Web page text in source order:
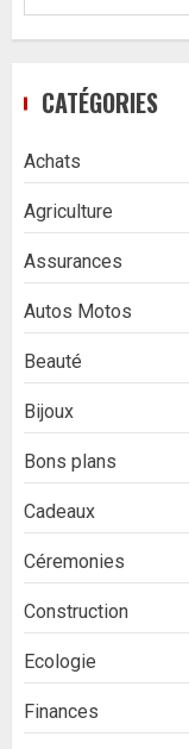
CATÉGORIES
Achats
Agriculture
Assurances
Autos Motos
Beauté
Bijoux
Bons plans
Cadeaux
Céremonies
Construction
Ecologie
Finances